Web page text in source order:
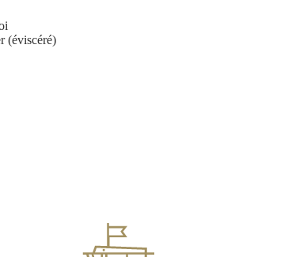
(éviscéré)